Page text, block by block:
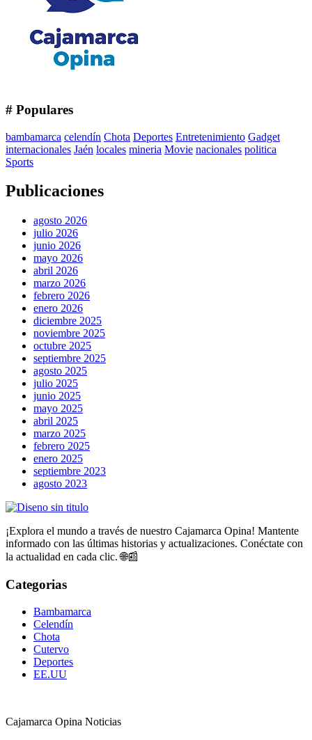
# Populares
bambamarca celendín Chota Deportes Entretenimiento Gadget
internacionales Jaén locales mineria Movie nacionales politica
Sports
Publicaciones
agosto 2026
julio 2026
junio 2026
mayo 2026
abril 2026
marzo 2026
febrero 2026
enero 2026
diciembre 2025
noviembre 2025
octubre 2025
septiembre 2025
agosto 2025
julio 2025
junio 2025
mayo 2025
abril 2025
marzo 2025
febrero 2025
enero 2025
septiembre 2023
agosto 2023
¡Explora el mundo a través de nuestro Cajamarca Opina! Mantente
informado con las últimas historias y actualizaciones. Conéctate con
la actualidad en cada clic. 🌐📰
Categorias
Bambamarca
Celendín
Chota
Cutervo
Deportes
EE.UU
Cajamarca Opina Noticias